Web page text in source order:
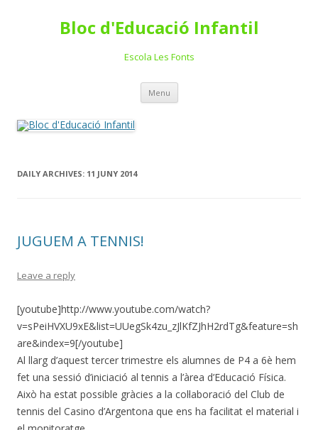
Bloc d'Educació Infantil
Escola Les Fonts
Menu Skip
content
DAILY ARCHIVES: 11 JUNY 2014
JUGUEM A TENNIS!
Leave a reply
[youtube]http://www.youtube.com/watch?
v=sPeiHVXU9xE&list=UUegSk4zu_zJlKfZJhH2rdTg&feature=sh
are&index=9[/youtube]
Al llarg d’aquest tercer trimestre els alumnes de P4 a 6è hem
fet una sessió d’iniciació al tennis a l’àrea d’Educació Física.
Això ha estat possible gràcies a la col·laboració del Club de
tennis del Casino d’Argentona que ens ha facilitat el material i